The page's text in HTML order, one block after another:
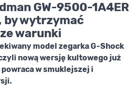
GW-9500-1A4ER
by wytrzymać
warunki
model zegarka G-Shock
nową wersję kultowego już
powraca w smuklejszej i